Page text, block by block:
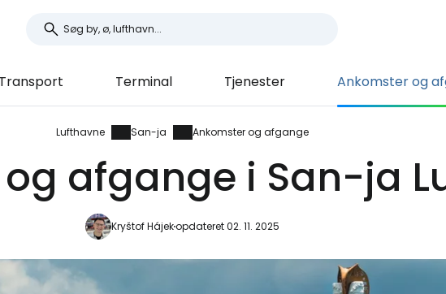
Terminal Tjenester Ankomster og
Lufthavne San-ja Ankomster og afgange
afgange i San-ja
Kryštof Hájekopdateret 02. 11. 2025